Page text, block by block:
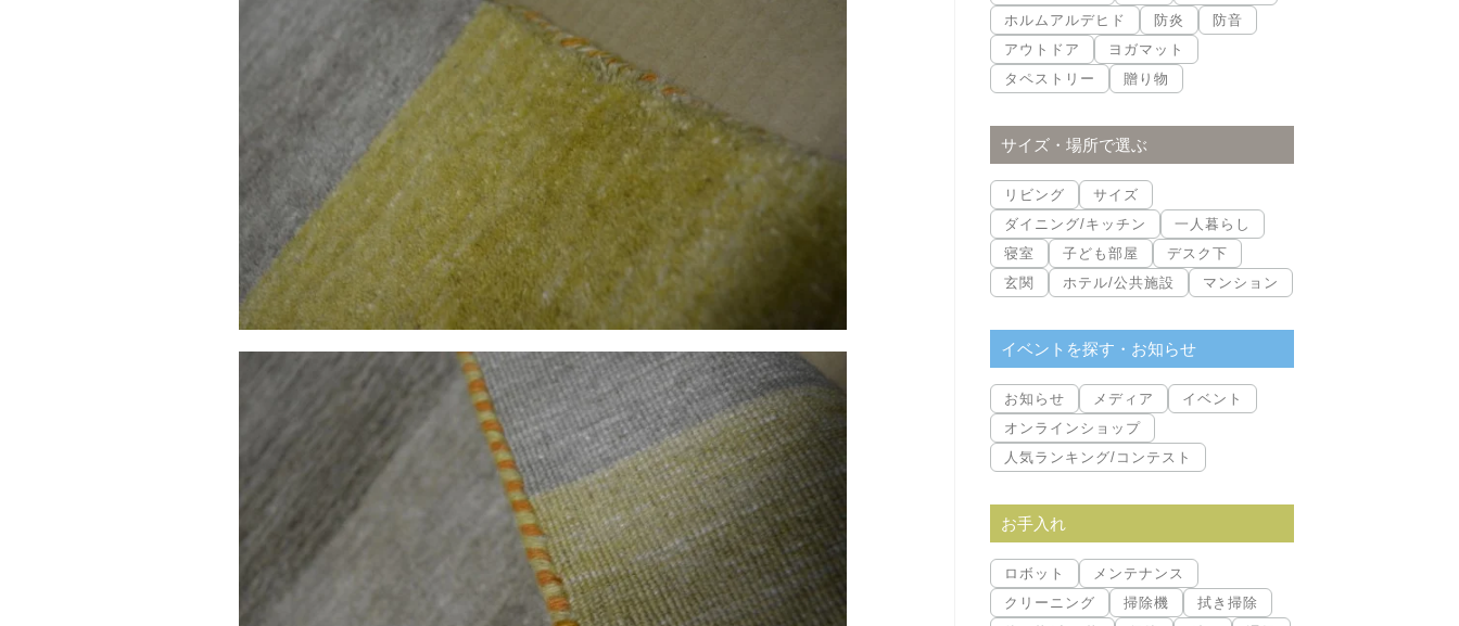
ホルムアルデヒド
防炎
防音
アウトドア
ヨガマット
タペストリー
贈り物
サイズ・場所で選ぶ
リビング
サイズ
ダイニング/キッチン
一人暮らし
寝室
子ども部屋
デスク下
玄関
ホテル/公共施設 マンション
イベントを探す・お知らせ
お知らせ メディア
イベント
オンラインショップ
人気ランキング/コンテスト
お手入れ
ロボット
メンテナンス
クリーニング
掃除機
拭き掃除